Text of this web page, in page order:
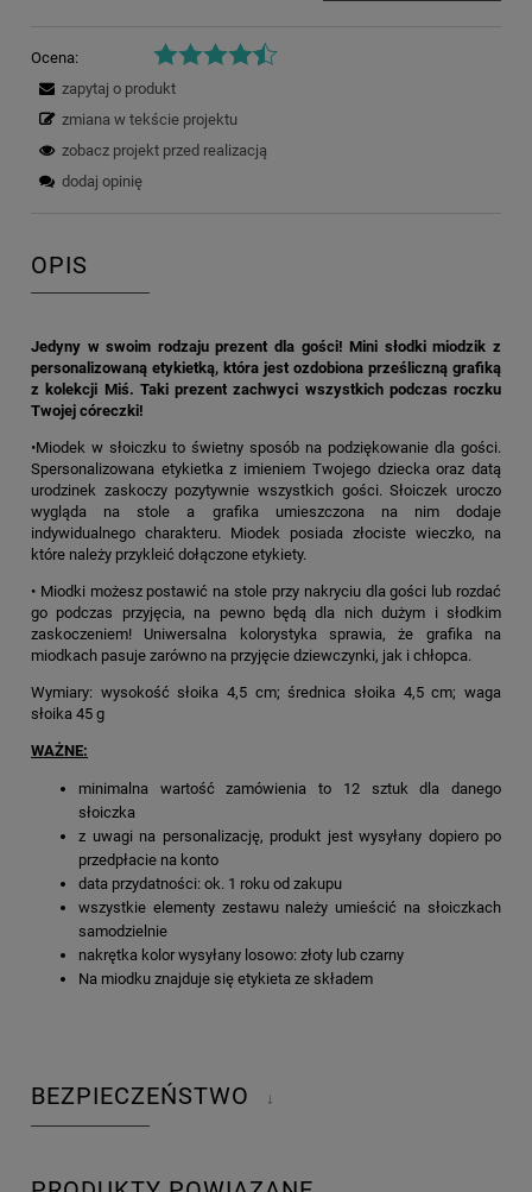
Ocena:
zapytaj o produkt
zmiana w tekście projektu
zobacz projekt przed realizacją
dodaj opinię
OPIS
Jedyny w swoim rodzaju prezent dla gości! Mini słodki miodzik z
personalizowaną etykietką, która jest ozdobiona prześliczną grafiką
z kolekcji Miś. Taki prezent zachwyci wszystkich podczas roczku
Twojej córeczki!
•Miodek w słoiczku to świetny sposób na podziękowanie dla gości.
Spersonalizowana etykietka z imieniem Twojego dziecka oraz datą
urodzinek zaskoczy pozytywnie wszystkich gości. Słoiczek uroczo
wygląda na stole a grafika umieszczona na nim dodaje
indywidualnego charakteru. Miodek posiada złociste wieczko, na
które należy przykleić dołączone etykiety.
• Miodki możesz postawić na stole przy nakryciu dla gości lub rozdać
go podczas przyjęcia, na pewno będą dla nich dużym i słodkim
zaskoczeniem! Uniwersalna kolorystyka sprawia, że grafika na
miodkach pasuje zarówno na przyjęcie dziewczynki, jak i chłopca.
Wymiary: wysokość słoika 4,5 cm; średnica słoika 4,5 cm; waga
słoika 45 g
WAŻNE:
minimalna wartość zamówienia to 12 sztuk dla danego
słoiczka
z uwagi na personalizację, produkt jest wysyłany dopiero po
przedpłacie na konto
data przydatności: ok. 1 roku od zakupu
wszystkie elementy zestawu należy umieścić na słoiczkach
samodzielnie
nakrętka kolor wysyłany losowo: złoty lub czarny
Na miodku znajduje się etykieta ze składem
BEZPIECZEŃSTWO ↓